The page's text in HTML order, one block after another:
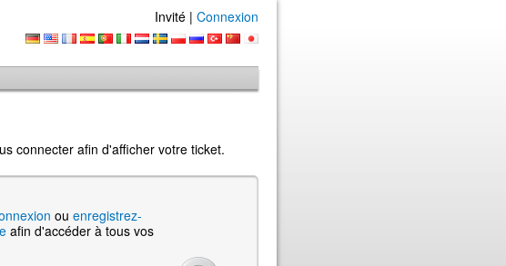
Invité | Connexion
connecter afin d'afficher votre ticket.
ou enregistrez-
afin d'accéder à tous vos